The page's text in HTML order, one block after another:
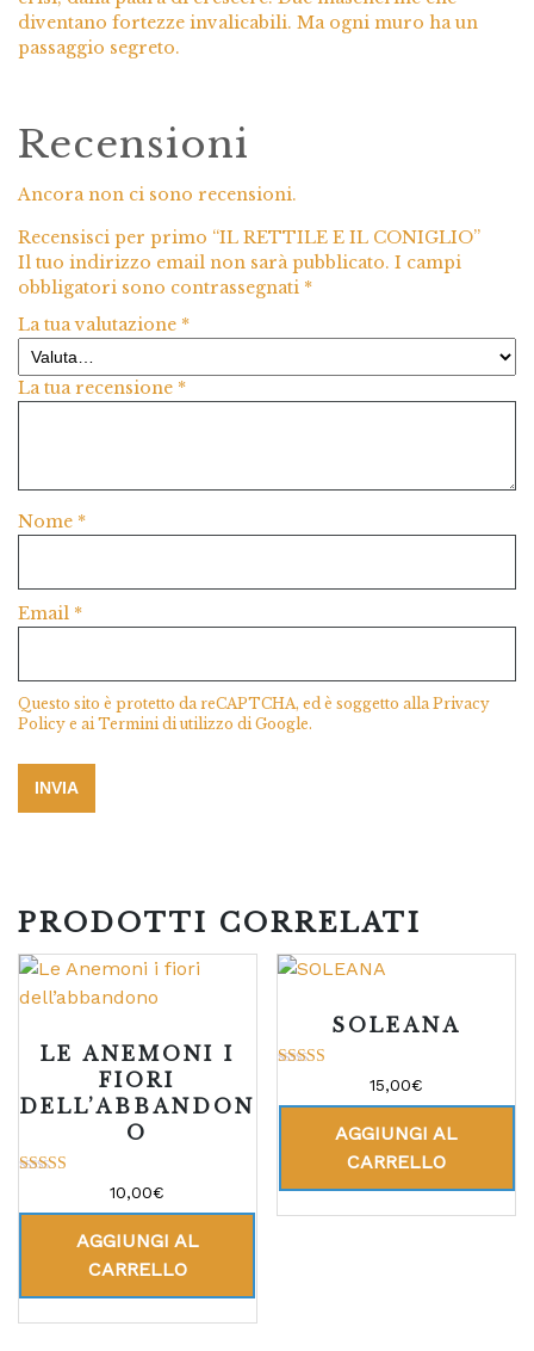
diventano fortezze invalicabili. Ma ogni muro ha un
passaggio segreto.
Recensioni
Ancora non ci sono recensioni.
Recensisci per primo “IL RETTILE E IL CONIGLIO”
Il tuo indirizzo email non sarà pubblicato. I campi
obbligatori sono contrassegnati *
La tua valutazione *
La tua recensione *
Nome *
Email *
Questo sito è protetto da reCAPTCHA, ed è soggetto allaPrivacy
Policy e aiTermini di utilizzo di Google.
PRODOTTI CORRELATI
LE ANEMONI I
FIORI
DELL’ABBANDON
O
su 5
10,00€
AGGIUNGI AL
CARRELLO
SOLEANA
su 5
15,00€
AGGIUNGI AL
CARRELLO